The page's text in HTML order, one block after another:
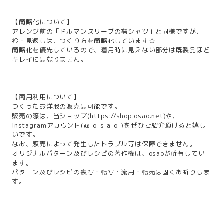
【簡略化について】
アレンジ前の「ドルマンスリーブの襟シャツ」と同様ですが、
衿・見返しは、つくり方を簡略化しています☆
簡略化を優先しているので、着用時に見えない部分は既製品ほど
キレイにはなりません。
【商用利用について】
つくったお洋服の販売は可能です。
販売の際は、当ショップ(https://shop.osao.net)や、
Instagramアカウント(@_o_s_a_o_)をぜひご紹介頂けると嬉し
いです。
なお、販売によって発生したトラブル等は保障できません。
オリジナルパターン及びレシピの著作権は、osaoが所有してい
ます。
パターン及びレシピの複写・転写・流用・転売は固くお断りしま
す。